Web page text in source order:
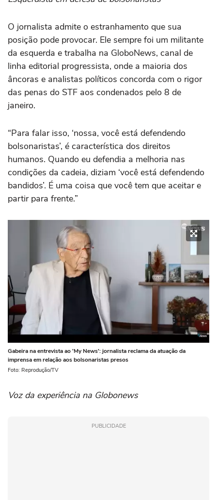
O jornalista admite o estranhamento que sua
posição pode provocar. Ele sempre foi um militante
da esquerda e trabalha na GloboNews, canal de
linha editorial progressista, onde a maioria dos
âncoras e analistas políticos concorda com o rigor
das penas do STF aos condenados pelo 8 de
janeiro.
“Para falar isso, ‘nossa, você está defendendo
bolsonaristas’, é característica dos direitos
humanos. Quando eu defendia a melhoria nas
condições da cadeia, diziam ‘você está defendendo
bandidos’. É uma coisa que você tem que aceitar e
partir para frente.”
Gabeira na entrevista ao 'My News': jornalista reclama da atuação da
imprensa em relação aos bolsonaristas presos
Foto: Reprodução/TV
Voz da experiência na Globonews
PUBLICIDADE